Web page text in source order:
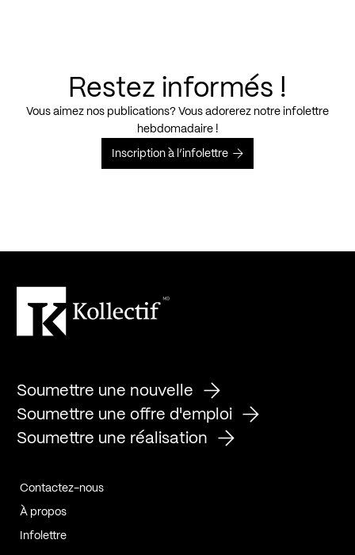
Restez informés !
Vous aimez nos publications? Vous adorerez notre infolettre
hebdomadaire !
Inscription à l’infolettre
Soumettre une nouvelle
Soumettre une offre d'emploi
Soumettre une réalisation
Contactez-nous
À propos
Infolettre